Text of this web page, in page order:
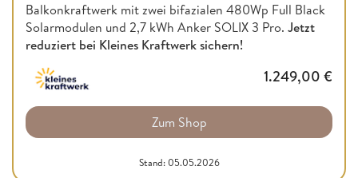
Balkonkraftwerk mit zwei bifazialen 480Wp Full Black
Solarmodulen und 2,7 kWh Anker SOLIX 3 Pro. Jetzt
reduziert bei Kleines Kraftwerk sichern!
1.249,00 €
Zum Shop
Stand: 05.05.2026